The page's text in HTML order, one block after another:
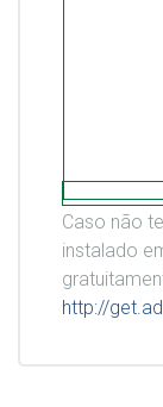
Caso não
instalado
http://